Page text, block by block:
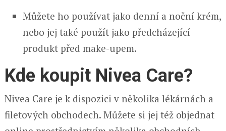
Můžete ho používat jako denní a noční krém,
nebo jej také použít jako předcházející
produkt před make-upem.
Kde koupit Nivea Care?
Nivea Care je k dispozici v několika lékárnách a
filetových obchodech. Můžete si jej též objednat